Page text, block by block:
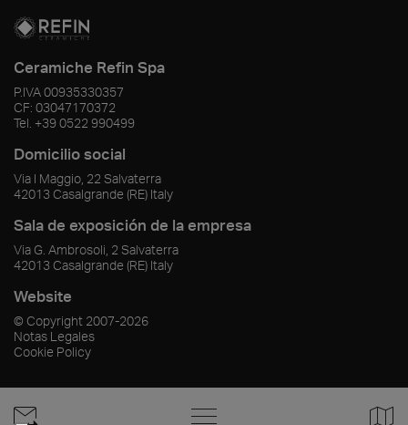
Ceramiche Refin Spa
P.IVA00935330357
CF: 03047170372
Tel. +39 0522 990499
Domicilio social
Via I Maggio, 22 Salvaterra
42013 Casalgrande (RE) Italy
Sala de exposición de la empresa
Via G. Ambrosoli, 2 Salvaterra
42013 Casalgrande (RE) Italy
Website
© Copyright 2007-2026
Notas Legales
Cookie Policy